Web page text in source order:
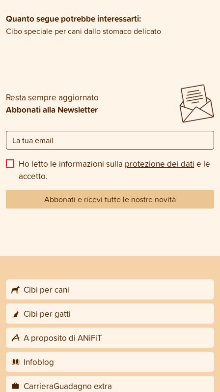
Quanto segue potrebbe interessarti:
Cibo speciale per cani dallo stomaco delicato
Resta sempre aggiornato
Abbonati alla Newsletter
Ho letto le informazioni sulla protezione dei dati e le
accetto.
Abbonati e ricevi tutte le nostre novità
Cibi per cani
Cibi per gatti
A proposito di ANiFiT
Infoblog
CarrieraGuadagno extra